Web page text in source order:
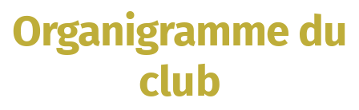
Organigramme du
club